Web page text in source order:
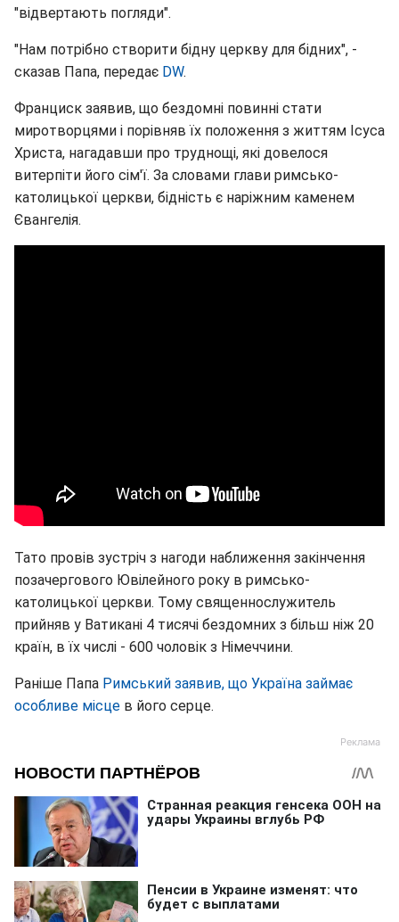
"відвертають погляди".
"Нам потрібно створити бідну церкву для бідних", -
сказав Папа, передає DW.
Франциск заявив, що бездомні повинні стати
миротворцями і порівняв їх положення з життям Ісуса
Христа, нагадавши про труднощі, які довелося
витерпіти його сім'ї. За словами глави римсько-
католицької церкви, бідність є наріжним каменем
Євангелія.
Тато провів зустріч з нагоди наближення закінчення
позачергового Ювілейного року в римсько-
католицької церкви. Тому священнослужитель
прийняв у Ватикані 4 тисячі бездомних з більш ніж 20
країн, в їх числі - 600 чоловік з Німеччини.
Раніше Папа Римський заявив, що Україна займає
особливе місце в його серце.